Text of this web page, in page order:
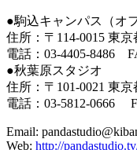
●駒込キャンパス（オ
住所：〒114-0015 東
電話：03-4405-8486
●秋葉原スタジオ
住所：〒101-0021 東
電話：03-5812-0666
Email:
Web: http://